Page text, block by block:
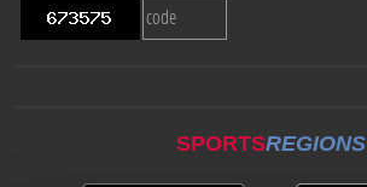
SPORTSREGIONS